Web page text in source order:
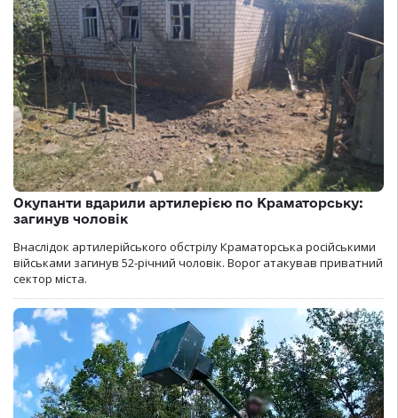
Окупанти вдарили артилерією по Краматорську:
загинув чоловік
Внаслідок артилерійського обстрілу Краматорська російськими
військами загинув 52-річний чоловік. Ворог атакував приватний
сектор міста.